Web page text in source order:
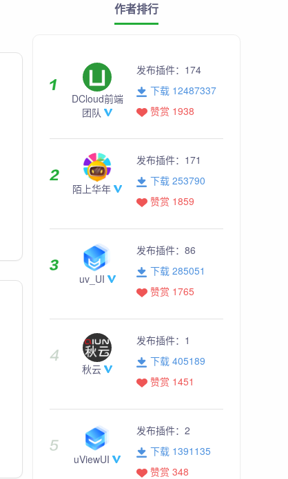
作者排行
DCloud前端
团队
发布插件： 174
下载 12487337
赞赏 1938
陌上华年
发布插件： 171
下载 253790
赞赏 1859
uv_UI
发布插件： 86
下载 285051
赞赏 1765
秋云
发布插件： 1
下载 405189
赞赏 1451
uViewUI
发布插件： 2
下载 1391135
赞赏 348